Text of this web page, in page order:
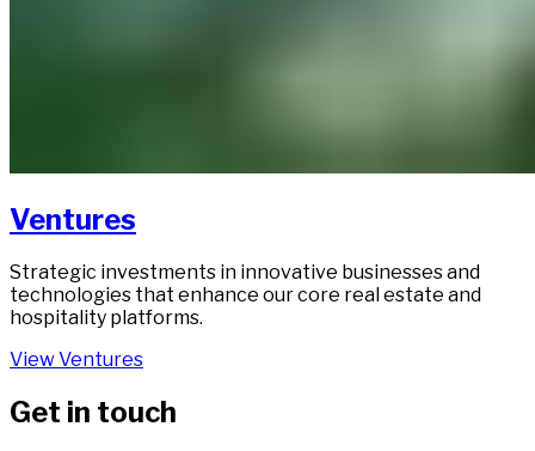
Ventures​​​​‌ ‍ ​‍​‍‌‍ ‌ ​‍‌‍‍‌‌‍‌ ‌‍‍‌‌‍ ‍​‍​‍​ ‍‍​‍​‍‌ ​ ‌‍​‌‌‍ ‍‌‍‍‌‌ ‌​‌ ‍‌​‍ ‍‌‍‍‌‌‍ ​‍​‍​‍ ​​‍​‍‌‍‍​‌ ​‍‌‍‌‌‌‍‌‍​‍​‍​ ‍‍​‍​‍‌‍‍​‌ ‌​‌ ‌​‌ ​​‌ ​ ​ ‍‍​‍ ​‍ ‌‍ ​​‍ ‌‌‍​‌‌‍ ‍‌‍‌​​‍ ‌‌ ​‍​‍ ‌‌‍‍​‌‍ ‌ ‌​‌‍‌‌‌‍ ​‌ ​ ​‍ ‌‌ ​ ‌ ‌​‌ ‌‌‌‍‌​‌‍‍‌‌‍ ​‍ ‍‌ ‌‍‌‍‌‌‌ ​‍‌‍​ ‌‍‌‌‌‍ ​​‍ ‍‌‍​‌‌ ​​‌ ​​​‍ ‌‍‍‌‌‍ ‍‌ ‌​‌‍‌‌‌‍ ‍‌ ‌​​‍ ‌‍‌‌‌‍‌​‌‍‍‌‌ ‌​​‍ ‌‍ ‌‌‍ ‌‍‌​‌‍‌‌​ ‌‌ ​​‌ ​‍‌‍‌‌‌ ​ ‌‍‌‌‌‍ ‍‌ ‌​‌‍​‌‌ ‌​‌‍‍‌‌‍ ‌‍ ‍​ ‍ ‌‍‍‌‌‍‌​​ ‌​ ‌​​ ​​​ ‌‍‌‍​‍​ ‌‌‌‍​‍​ ‌‌​ ‌​​‍ ‌‌‍​‍​ ‌ ​ ‌‌​ ​‍​‍ ‌​ ‌​​ ‌ ​ ‌​​ ‌​​‍ ‌‌‍​‍​ ​​‌‍‌​‌‍​ ​‍ ‌‌‍‌‍‌‍​ ​ ‌‌‌‍​‌​ ​‍‌‍‌​​ ‌‍‌‍​‌‌‍‌‍‌‍​‌‌‍​‌​ ‌‌​ ‍ ‌ ‌​‌ ‍‌‌ ​​‌‍‌‌​ ‌‌‍​ ‌‍ ‌ ​‍‌ ​​‌‍ ‌ ​‍‌‍​‌‌ ‌​‌‍‌‌‌‌​​‌‍​‌‌‍‌ ‌‍‌‌​ ‍ ‌ ​​‌‍​‌‌ ‌​‌‍‍​​ ‌‌ ​​‌‍​‌‌‍‌ ‌‍‌‌‌​​‍‌ ‌‌‌‍‍‌‌‍ ​‌‍‌​‌‍‌‌‌ ​‍​‍‌‌​ ‌‌‌​​‍‌‌ ‌‍‍ ‌‍‌‌‌ ‍‌​‍‌‌​ ​ ‌​‌​​‍‌‌​ ​ ‌​‌​​‍‌‌​ ​‍​ ​‍‌‍​‌‌‍​‌​ ​‌​ ‍​​ ‌ ​ ‍​‌‍​‌​ ‍​​ ‌ ​ ​‌​ ​​​ ‌ ​‍‌‌​ ​‍​ ​‍​‍‌‌​ ‌‌‌​‌​​‍ ‍‌‍​ ‌‍​‌‌ ​‍‌‍‌​‌ ​ ​‍‌‌​ ‌‌‌​​‍‌‌ ‌‍‍ ‌‍‌‌‌ ‍‌​‍‌‌​ ​ ‌​‌​​‍‌‌​ ​ ‌​‌​​‍‌‌​ ​‍​ ​‍‌‍​ ‌‍‌​​ ‌‌​ ​​​ ‌‍​ ​‍​ ‍‌​ ‌​​ ‌ ​ ​ ‌‍​‍​ ‌‍​‍‌‌​ ​‍​ ​‍​‍‌‌​ ‌‌‌​‌​​‍ ‍‌ ‌​‌‍‍‌‌ ‌​‌‍ ​‌‍‌‌​ ‌‍​‍‌‍​‌‌ ​ ‌‍‌‌‌‌‌‌‌ ​‍‌‍ ​​ ‌‌‍‍​‌ ‌​‌ ‌​‌ ​​‌ ​ ​‍‌‌​ ​ ‌​​‌​‍‌‌​ ​‍‌​‌‍​‍‌‌​ ​‍‌​‌‍‌‍ ​​‍ ‌‌‍​‌‌‍ ‍‌‍‌​​‍ ‌‌ ​‍​‍ ‌‌‍‍​‌‍ ‌ ‌​‌‍‌‌‌‍ ​‌ ​ ​‍ ‌‌ ​ ‌ ‌​‌ ‌‌‌‍‌​‌‍‍‌‌‍ ​‍ ‍‌ ‌‍‌‍‌‌‌ ​‍‌‍​ ‌‍‌‌‌‍ ​​‍ ‍‌‍​‌‌ ​​‌ ​​​‍‌‍‌‍‍‌‌‍‌​​ ‌​ ‌​​ ​​​ ‌‍‌‍​‍​ ‌‌‌‍​‍​ ‌‌​ ‌​​‍ ‌‌‍​‍​ ‌ ​ ‌‌​ ​‍​‍ ‌​ ‌​​ ‌ ​ ‌​​ ‌​​‍ ‌‌‍​‍​ ​​‌‍‌​‌‍​ ​‍ ‌‌‍‌‍‌‍​ ​ ‌‌‌‍​‌​ ​‍‌‍‌​​ ‌‍‌‍​‌‌‍‌‍‌‍​‌‌‍​‌​ ‌‌​‍‌‍‌ ‌​‌ ‍‌‌ ​​‌‍‌‌​ ‌‌‍​ ‌‍ ‌ ​‍‌ ​​‌‍ ‌ ​‍‌‍​‌‌ ‌​‌‍‌‌‌‌​​‌‍​‌‌‍‌ ‌‍‌‌​‍‌‍‌ ​​‌‍​‌‌ ‌​‌‍‍​​ ‌‌ ​​‌‍​‌‌‍‌ ‌‍‌‌‌​​‍‌ ‌‌‌‍‍‌‌‍ ​‌‍‌​‌‍‌‌‌ ​‍​‍‌‌​ ‌‌‌​​‍‌‌ ‌‍‍ ‌‍‌‌‌ ‍‌​‍‌‌​ ​ ‌​‌​​‍‌‌​ ​ ‌​‌​​‍‌‌​ ​‍​ ​‍‌‍​‌‌‍​‌​ ​‌​ ‍​​ ‌ ​ ‍​‌‍​‌​ ‍​​ ‌ ​ ​‌​ ​​​ ‌ ​‍‌‌​ ​‍​ ​‍​‍‌‌​ ‌‌‌​‌​​‍ ‍‌‍​ ‌‍​‌‌ ​‍‌‍‌​‌ ​ ​‍‌‌​ ‌‌‌​​‍‌‌ ‌‍‍ ‌‍‌‌‌ ‍‌​‍‌‌​ ​ ‌​‌​​‍‌‌​ ​ ‌​‌​​‍‌‌​ ​‍​ ​‍‌‍​ ‌‍‌​​ ‌‌​ ​​​ ‌‍​ ​‍​ ‍‌​ ‌​​ ‌ ​ ​ ‌‍​‍​ ‌‍​‍‌‌​ ​‍​ ​‍​‍‌‌​ ‌‌‌​‌​​‍ ‍‌ ‌​‌‍‍‌‌ ‌​‌‍ ​‌‍‌‌​‍‌‍‌ ​​‌‍‌‌‌ ​‍‌ ​ ‌ ​​‌‍‌‌‌‍​ ‌ ‌​‌‍‍‌‌ ‌‍‌‍‌‌​ ‌‌ ​​‌ ‌‌‌‍​‍‌‍ ​‌‍‍‌‌ ​ ‌‍‍​‌‍‌‌‌‍‌​​‍​‍‌ ‌
Strategic investments in innovative businesses and
technologies that enhance our core real estate and
hospitality platforms.​​​​‌ ‍ ​‍​‍‌‍ ‌ ​‍‌‍‍‌‌‍‌ ‌‍‍‌‌‍ ‍​‍​‍​ ‍‍​‍​‍‌ ​ ‌‍​‌‌‍ ‍‌‍‍‌‌ ‌​‌ ‍‌​‍ ‍‌‍‍‌‌‍ ​‍​‍​‍ ​​‍​‍‌‍‍​‌ ​‍‌‍‌‌‌‍‌‍​‍​‍​ ‍‍​‍​‍‌‍‍​‌ ‌​‌ ‌​‌ ​​‌ ​ ​ ‍‍​‍ ​‍ ‌‍ ​​‍ ‌‌‍​‌‌‍ ‍‌‍‌​​‍ ‌‌ ​‍​‍ ‌‌‍‍​‌‍ ‌ ‌​‌‍‌‌‌‍ ​‌ ​ ​‍ ‌‌ ​ ‌ ‌​‌ ‌‌‌‍‌​‌‍‍‌‌‍ ​‍ ‍‌ ‌‍‌‍‌‌‌ ​‍‌‍​ ‌‍‌‌‌‍ ​​‍ ‍‌‍​‌‌ ​​‌ ​​​‍ ‌‍‍‌‌‍ ‍‌ ‌​‌‍‌‌‌‍ ‍‌ ‌​​‍ ‌‍‌‌‌‍‌​‌‍‍‌‌ ‌​​‍ ‌‍ ‌‌‍ ‌‍‌​‌‍‌‌​ ‌‌ ​​‌ ​‍‌‍‌‌‌ ​ ‌‍‌‌‌‍ ‍‌ ‌​‌‍​‌‌ ‌​‌‍‍‌‌‍ ‌‍ ‍​ ‍ ‌‍‍‌‌‍‌​​ ‌​ ‌​​ ​​​ ‌‍‌‍​‍​ ‌‌‌‍​‍​ ‌‌​ ‌​​‍ ‌‌‍​‍​ ‌ ​ ‌‌​ ​‍​‍ ‌​ ‌​​ ‌ ​ ‌​​ ‌​​‍ ‌‌‍​‍​ ​​‌‍‌​‌‍​ ​‍ ‌‌‍‌‍‌‍​ ​ ‌‌‌‍​‌​ ​‍‌‍‌​​ ‌‍‌‍​‌‌‍‌‍‌‍​‌‌‍​‌​ ‌‌​ ‍ ‌ ‌​‌ ‍‌‌ ​​‌‍‌‌​ ‌‌‍​ ‌‍ ‌ ​‍‌ ​​‌‍ ‌ ​‍‌‍​‌‌ ‌​‌‍‌‌‌‌​​‌‍​‌‌‍‌ ‌‍‌‌​ ‍ ‌ ​​‌‍​‌‌ ‌​‌‍‍​​ ‌‌ ​​‌‍​‌‌‍‌ ‌‍‌‌‌​​‍‌ ‌‌‌‍‍‌‌‍ ​‌‍‌​‌‍‌‌‌ ​‍​‍‌‌​ ‌‌‌​​‍‌‌ ‌‍‍ ‌‍‌‌‌ ‍‌​‍‌‌​ ​ ‌​‌​​‍‌‌​ ​ ‌​‌​​‍‌‌​ ​‍​ ​‍‌‍​‌‌‍​‌​ ​‌​ ‍​​ ‌ ​ ‍​‌‍​‌​ ‍​​ ‌ ​ ​‌​ ​​​ ‌ ​‍‌‌​ ​‍​ ​‍​‍‌‌​ ‌‌‌​‌​​‍ ‍‌‍​ ‌‍​‌‌ ​‍‌‍‌​‌ ​ ​‍‌‌​ ‌‌‌​​‍‌‌ ‌‍‍ ‌‍‌‌‌ ‍‌​‍‌‌​ ​ ‌​‌​​‍‌‌​ ​ ‌​‌​​‍‌‌​ ​‍​ ​‍‌‍​ ‌‍‌​​ ‌‌​ ​​​ ‌‍​ ​‍​ ‍‌​ ‌​​ ‌ ​ ​ ‌‍​‍​ ‌‍​‍‌‌​ ​‍​ ​‍​‍‌‌​ ‌‌‌​‌​​‍ ‍‌‍‌‌‌ ‍​‌‍​ ‌‍‌‌‌ ​‍‌ ​​‌ ‌​​ ‌‍​‍‌‍​‌‌ ​ ‌‍‌‌‌‌‌‌‌ ​‍‌‍ ​​ ‌‌‍‍​‌ ‌​‌ ‌​‌ ​​‌ ​ ​‍‌‌​ ​ ‌​​‌​‍‌‌​ ​‍‌​‌‍​‍‌‌​ ​‍‌​‌‍‌‍ ​​‍ ‌‌‍​‌‌‍ ‍‌‍‌​​‍ ‌‌ ​‍​‍ ‌‌‍‍​‌‍ ‌ ‌​‌‍‌‌‌‍ ​‌ ​ ​‍ ‌‌ ​ ‌ ‌​‌ ‌‌‌‍‌​‌‍‍‌‌‍ ​‍ ‍‌ ‌‍‌‍‌‌‌ ​‍‌‍​ ‌‍‌‌‌‍ ​​‍ ‍‌‍​‌‌ ​​‌ ​​​‍‌‍‌‍‍‌‌‍‌​​ ‌​ ‌​​ ​​​ ‌‍‌‍​‍​ ‌‌‌‍​‍​ ‌‌​ ‌​​‍ ‌‌‍​‍​ ‌ ​ ‌‌​ ​‍​‍ ‌​ ‌​​ ‌ ​ ‌​​ ‌​​‍ ‌‌‍​‍​ ​​‌‍‌​‌‍​ ​‍ ‌‌‍‌‍‌‍​ ​ ‌‌‌‍​‌​ ​‍‌‍‌​​ ‌‍‌‍​‌‌‍‌‍‌‍​‌‌‍​‌​ ‌‌​‍‌‍‌ ‌​‌ ‍‌‌ ​​‌‍‌‌​ ‌‌‍​ ‌‍ ‌ ​‍‌ ​​‌‍ ‌ ​‍‌‍​‌‌ ‌​‌‍‌‌‌‌​​‌‍​‌‌‍‌ ‌‍‌‌​‍‌‍‌ ​​‌‍​‌‌ ‌​‌‍‍​​ ‌‌ ​​‌‍​‌‌‍‌ ‌‍‌‌‌​​‍‌ ‌‌‌‍‍‌‌‍ ​‌‍‌​‌‍‌‌‌ ​‍​‍‌‌​ ‌‌‌​​‍‌‌ ‌‍‍ ‌‍‌‌‌ ‍‌​‍‌‌​ ​ ‌​‌​​‍‌‌​ ​ ‌​‌​​‍‌‌​ ​‍​ ​‍‌‍​‌‌‍​‌​ ​‌​ ‍​​ ‌ ​ ‍​‌‍​‌​ ‍​​ ‌ ​ ​‌​ ​​​ ‌ ​‍‌‌​ ​‍​ ​‍​‍‌‌​ ‌‌‌​‌​​‍ ‍‌‍​ ‌‍​‌‌ ​‍‌‍‌​‌ ​ ​‍‌‌​ ‌‌‌​​‍‌‌ ‌‍‍ ‌‍‌‌‌ ‍‌​‍‌‌​ ​ ‌​‌​​‍‌‌​ ​ ‌​‌​​‍‌‌​ ​‍​ ​‍‌‍​ ‌‍‌​​ ‌‌​ ​​​ ‌‍​ ​‍​ ‍‌​ ‌​​ ‌ ​ ​ ‌‍​‍​ ‌‍​‍‌‌​ ​‍​ ​‍​‍‌‌​ ‌‌‌​‌​​‍ ‍‌‍‌‌‌ ‍​‌‍​ ‌‍‌‌‌ ​‍‌ ​​‌ ‌​​‍‌‍‌ ​​‌‍‌‌‌ ​‍‌ ​ ‌ ​​‌‍‌‌‌‍​ ‌ ‌​‌‍‍‌‌ ‌‍‌‍‌‌​ ‌‌ ​​‌ ‌‌‌‍​‍‌‍ ​‌‍‍‌‌ ​ ‌‍‍​‌‍‌‌‌‍‌​​‍​‍‌ ‌
View Ventures​​​​‌ ‍ ​‍​‍‌‍ ‌ ​‍‌‍‍‌‌‍‌ ‌‍‍‌‌‍ ‍​‍​‍​ ‍‍​‍​‍‌ ​ ‌‍​‌‌‍ ‍‌‍‍‌‌ ‌​‌ ‍‌​‍ ‍‌‍‍‌‌‍ ​‍​‍​‍ ​​‍​‍‌‍‍​‌ ​‍‌‍‌‌‌‍‌‍​‍​‍​ ‍‍​‍​‍‌‍‍​‌ ‌​‌ ‌​‌ ​​‌ ​ ​ ‍‍​‍ ​‍ ‌‍ ​​‍ ‌‌‍​‌‌‍ ‍‌‍‌​​‍ ‌‌ ​‍​‍ ‌‌‍‍​‌‍ ‌ ‌​‌‍‌‌‌‍ ​‌ ​ ​‍ ‌‌ ​ ‌ ‌​‌ ‌‌‌‍‌​‌‍‍‌‌‍ ​‍ ‍‌ ‌‍‌‍‌‌‌ ​‍‌‍​ ‌‍‌‌‌‍ ​​‍ ‍‌‍​‌‌ ​​‌ ​​​‍ ‌‍‍‌‌‍ ‍‌ ‌​‌‍‌‌‌‍ ‍‌ ‌​​‍ ‌‍‌‌‌‍‌​‌‍‍‌‌ ‌​​‍ ‌‍ ‌‌‍ ‌‍‌​‌‍‌‌​ ‌‌ ​​‌ ​‍‌‍‌‌‌ ​ ‌‍‌‌‌‍ ‍‌ ‌​‌‍​‌‌ ‌​‌‍‍‌‌‍ ‌‍ ‍​ ‍ ‌‍‍‌‌‍‌​​ ‌​ ‌​​ ​​​ ‌‍‌‍​‍​ ‌‌‌‍​‍​ ‌‌​ ‌​​‍ ‌‌‍​‍​ ‌ ​ ‌‌​ ​‍​‍ ‌​ ‌​​ ‌ ​ ‌​​ ‌​​‍ ‌‌‍​‍​ ​​‌‍‌​‌‍​ ​‍ ‌‌‍‌‍‌‍​ ​ ‌‌‌‍​‌​ ​‍‌‍‌​​ ‌‍‌‍​‌‌‍‌‍‌‍​‌‌‍​‌​ ‌‌​ ‍ ‌ ‌​‌ ‍‌‌ ​​‌‍‌‌​ ‌‌‍​ ‌‍ ‌ ​‍‌ ​​‌‍ ‌ ​‍‌‍​‌‌ ‌​‌‍‌‌‌‌​​‌‍​‌‌‍‌ ‌‍‌‌​ ‍ ‌ ​​‌‍​‌‌ ‌​‌‍‍​​ ‌‌ ​​‌‍​‌‌‍‌ ‌‍‌‌‌​​‍‌ ‌‌‌‍‍‌‌‍ ​‌‍‌​‌‍‌‌‌ ​‍​‍‌‌​ ‌‌‌​​‍‌‌ ‌‍‍ ‌‍‌‌‌ ‍‌​‍‌‌​ ​ ‌​‌​​‍‌‌​ ​ ‌​‌​​‍‌‌​ ​‍​ ​‍‌‍​‌‌‍​‌​ ​‌​ ‍​​ ‌ ​ ‍​‌‍​‌​ ‍​​ ‌ ​ ​‌​ ​​​ ‌ ​‍‌‌​ ​‍​ ​‍​‍‌‌​ ‌‌‌​‌​​‍ ‍‌‍​ ‌‍​‌‌ ​‍‌‍‌​‌ ​ ​‍‌‌​ ‌‌‌​​‍‌‌ ‌‍‍ ‌‍‌‌‌ ‍‌​‍‌‌​ ​ ‌​‌​​‍‌‌​ ​ ‌​‌​​‍‌‌​ ​‍​ ​‍‌‍​ ‌‍‌​​ ‌‌​ ​​​ ‌‍​ ​‍​ ‍‌​ ‌​​ ‌ ​ ​ ‌‍​‍​ ‌‍​‍‌‌​ ​‍​ ​‍​‍‌‌​ ‌‌‌​‌​​‍ ‍‌‍​ ‌ ‌​‌‍​‌​‍ ‍‌‍ ​‌‍​‌‌‍​‍‌‍‌‌‌‍ ​​ ‌‍​‍‌‍​‌‌ ​ ‌‍‌‌‌‌‌‌‌ ​‍‌‍ ​​ ‌‌‍‍​‌ ‌​‌ ‌​‌ ​​‌ ​ ​‍‌‌​ ​ ‌​​‌​‍‌‌​ ​‍‌​‌‍​‍‌‌​ ​‍‌​‌‍‌‍ ​​‍ ‌‌‍​‌‌‍ ‍‌‍‌​​‍ ‌‌ ​‍​‍ ‌‌‍‍​‌‍ ‌ ‌​‌‍‌‌‌‍ ​‌ ​ ​‍ ‌‌ ​ ‌ ‌​‌ ‌‌‌‍‌​‌‍‍‌‌‍ ​‍ ‍‌ ‌‍‌‍‌‌‌ ​‍‌‍​ ‌‍‌‌‌‍ ​​‍ ‍‌‍​‌‌ ​​‌ ​​​‍‌‍‌‍‍‌‌‍‌​​ ‌​ ‌​​ ​​​ ‌‍‌‍​‍​ ‌‌‌‍​‍​ ‌‌​ ‌​​‍ ‌‌‍​‍​ ‌ ​ ‌‌​ ​‍​‍ ‌​ ‌​​ ‌ ​ ‌​​ ‌​​‍ ‌‌‍​‍​ ​​‌‍‌​‌‍​ ​‍ ‌‌‍‌‍‌‍​ ​ ‌‌‌‍​‌​ ​‍‌‍‌​​ ‌‍‌‍​‌‌‍‌‍‌‍​‌‌‍​‌​ ‌‌​‍‌‍‌ ‌​‌ ‍‌‌ ​​‌‍‌‌​ ‌‌‍​ ‌‍ ‌ ​‍‌ ​​‌‍ ‌ ​‍‌‍​‌‌ ‌​‌‍‌‌‌‌​​‌‍​‌‌‍‌ ‌‍‌‌​‍‌‍‌ ​​‌‍​‌‌ ‌​‌‍‍​​ ‌‌ ​​‌‍​‌‌‍‌ ‌‍‌‌‌​​‍‌ ‌‌‌‍‍‌‌‍ ​‌‍‌​‌‍‌‌‌ ​‍​‍‌‌​ ‌‌‌​​‍‌‌ ‌‍‍ ‌‍‌‌‌ ‍‌​‍‌‌​ ​ ‌​‌​​‍‌‌​ ​ ‌​‌​​‍‌‌​ ​‍​ ​‍‌‍​‌‌‍​‌​ ​‌​ ‍​​ ‌ ​ ‍​‌‍​‌​ ‍​​ ‌ ​ ​‌​ ​​​ ‌ ​‍‌‌​ ​‍​ ​‍​‍‌‌​ ‌‌‌​‌​​‍ ‍‌‍​ ‌‍​‌‌ ​‍‌‍‌​‌ ​ ​‍‌‌​ ‌‌‌​​‍‌‌ ‌‍‍ ‌‍‌‌‌ ‍‌​‍‌‌​ ​ ‌​‌​​‍‌‌​ ​ ‌​‌​​‍‌‌​ ​‍​ ​‍‌‍​ ‌‍‌​​ ‌‌​ ​​​ ‌‍​ ​‍​ ‍‌​ ‌​​ ‌ ​ ​ ‌‍​‍​ ‌‍​‍‌‌​ ​‍​ ​‍​‍‌‌​ ‌‌‌​‌​​‍ ‍‌‍​ ‌ ‌​‌‍​‌​‍ ‍‌‍ ​‌‍​‌‌‍​‍‌‍‌‌‌‍ ​​‍‌‍‌ ​​‌‍‌‌‌ ​‍‌ ​ ‌ ​​‌‍‌‌‌‍​ ‌ ‌​‌‍‍‌‌ ‌‍‌‍‌‌​ ‌‌ ​​‌ ‌‌‌‍​‍‌‍ ​‌‍‍‌‌ ​ ‌‍‍​‌‍‌‌‌‍‌​​‍​‍‌ ‌
Get in touch